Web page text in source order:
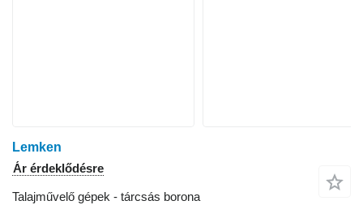
Lemken
Ár érdeklődésre
Talajművelő gépek - tárcsás borona